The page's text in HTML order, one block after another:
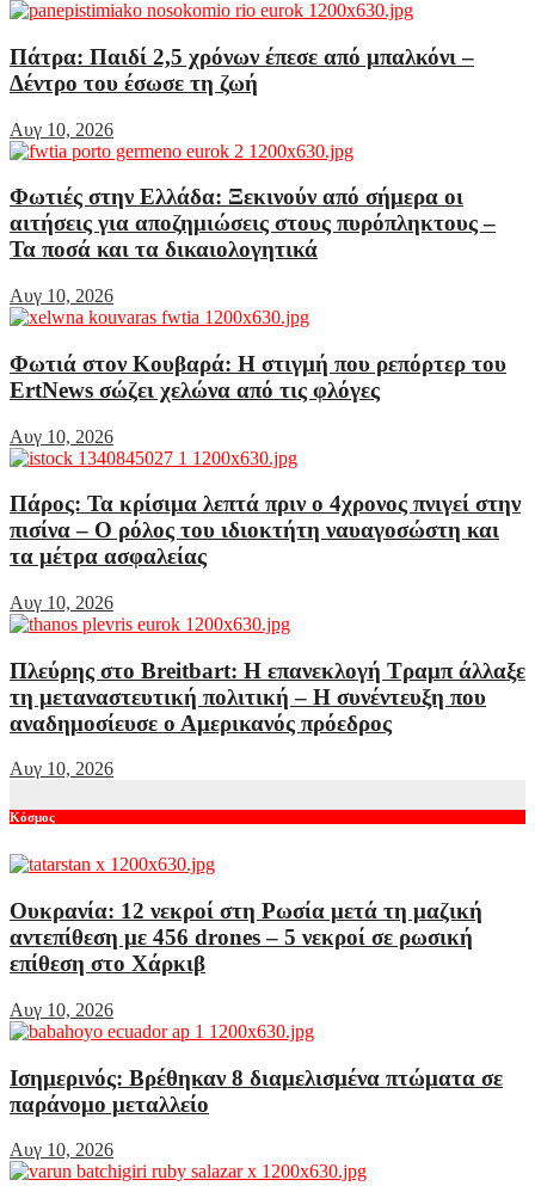
Πάτρα: Παιδί 2,5 χρόνων έπεσε από μπαλκόνι –
Δέντρο του έσωσε τη ζωή
Αυγ 10, 2026
Φωτιές στην Ελλάδα: Ξεκινούν από σήμερα οι
αιτήσεις για αποζημιώσεις στους πυρόπληκτους –
Τα ποσά και τα δικαιολογητικά
Αυγ 10, 2026
Φωτιά στον Κουβαρά: Η στιγμή που ρεπόρτερ του
ErtNews σώζει χελώνα από τις φλόγες
Αυγ 10, 2026
Πάρος: Τα κρίσιμα λεπτά πριν ο 4χρονος πνιγεί στην
πισίνα – Ο ρόλος του ιδιοκτήτη ναυαγοσώστη και
τα μέτρα ασφαλείας
Αυγ 10, 2026
Πλεύρης στο Breitbart: Η επανεκλογή Τραμπ άλλαξε
τη μεταναστευτική πολιτική – Η συνέντευξη που
αναδημοσίευσε ο Αμερικανός πρόεδρος
Αυγ 10, 2026
Κόσμος
Ουκρανία: 12 νεκροί στη Ρωσία μετά τη μαζική
αντεπίθεση με 456 drones – 5 νεκροί σε ρωσική
επίθεση στο Χάρκιβ
Αυγ 10, 2026
Ισημερινός: Βρέθηκαν 8 διαμελισμένα πτώματα σε
παράνομο μεταλλείο
Αυγ 10, 2026